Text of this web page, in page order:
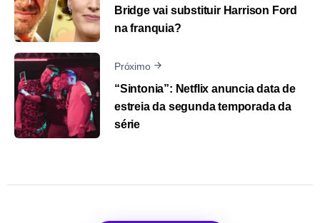
Bridge vai substituir Harrison Ford
na franquia?
Próximo
“Sintonia”: Netflix anuncia data de
estreia da segunda temporada da
série